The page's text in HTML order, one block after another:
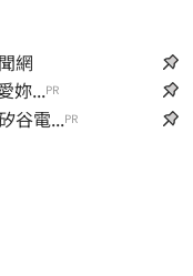
網
妳...PR
谷電...PR